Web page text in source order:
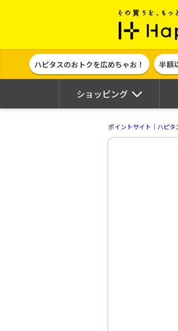
ハピタスのおトクを広めちゃお！ 半額
ショッピング
ポイントサイト｜ハピタ